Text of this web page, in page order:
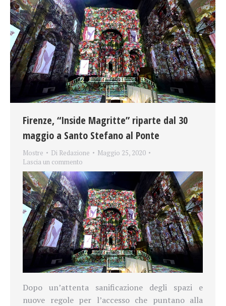
Firenze, “Inside Magritte” riparte dal 30
maggio a Santo Stefano al Ponte
Mostre Di Redazione
Maggio 25, 2020
Lascia un commento
Dopo un’attenta sanificazione degli spazi e
nuove regole per l’accesso che puntano alla